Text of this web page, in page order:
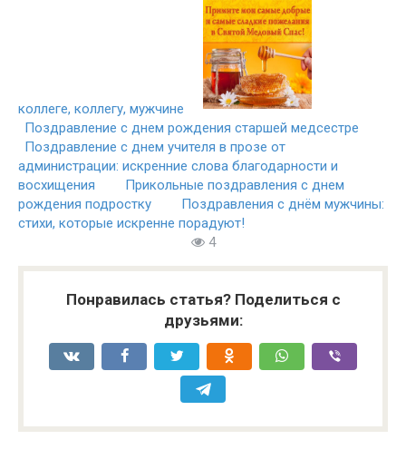
коллеге, коллегу, мужчине
Поздравление с днем рождения старшей медсестре
Поздравление с днем учителя в прозе от
администрации: искренние слова благодарности и
восхищения
Прикольные поздравления с днем
рождения подростку
Поздравления с днём мужчины:
стихи, которые искренне порадуют!
4
Понравилась статья? Поделиться с
друзьями: